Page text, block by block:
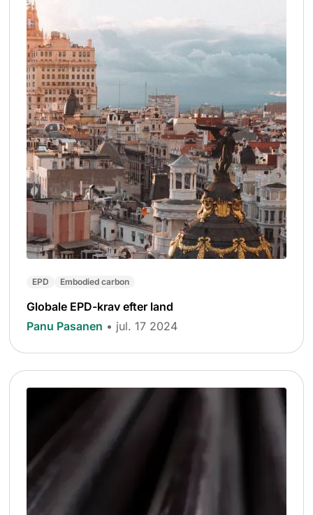
EPD Embodied carbon
Globale EPD-krav efter land
Panu Pasanen • jul. 17 2024